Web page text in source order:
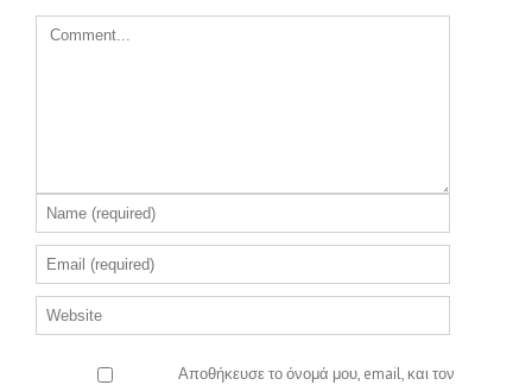
Αποθήκευσε το όνομά μου, email, και τον